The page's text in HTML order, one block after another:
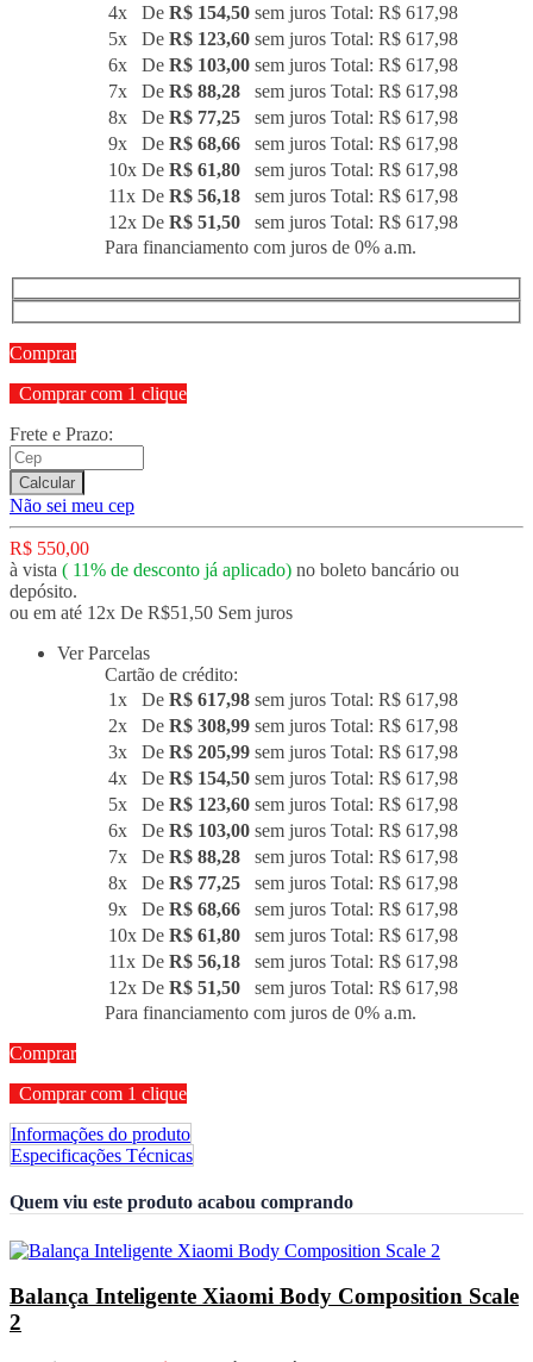
4x
De R$ 154,50 sem juros Total: R$ 617,98
5x
De R$ 123,60 sem juros Total: R$ 617,98
6x
De R$ 103,00 sem juros Total: R$ 617,98
7x
De R$ 88,28 sem juros Total: R$ 617,98
8x
De R$ 77,25 sem juros Total: R$ 617,98
9x
De R$ 68,66 sem juros Total: R$ 617,98
10x De R$ 61,80 sem juros Total: R$ 617,98
11x De R$ 56,18 sem juros Total: R$ 617,98
12x De R$ 51,50 sem juros Total: R$ 617,98
Para financiamento com juros de 0% a.m.
Comprar
Comprar com 1 clique
Frete e Prazo:
Calcular
Não sei meu cep
R$ 550,00
à vista ( 11% de desconto já aplicado) no boleto bancário ou
depósito.
ou em até 12x De R$51,50 Sem juros
Ver Parcelas
Cartão de crédito:
1x
De R$ 617,98 sem juros Total: R$ 617,98
2x
De R$ 308,99 sem juros Total: R$ 617,98
3x
De R$ 205,99 sem juros Total: R$ 617,98
4x
De R$ 154,50 sem juros Total: R$ 617,98
5x
De R$ 123,60 sem juros Total: R$ 617,98
6x
De R$ 103,00 sem juros Total: R$ 617,98
7x
De R$ 88,28 sem juros Total: R$ 617,98
8x
De R$ 77,25 sem juros Total: R$ 617,98
9x
De R$ 68,66 sem juros Total: R$ 617,98
10x De R$ 61,80 sem juros Total: R$ 617,98
11x De R$ 56,18 sem juros Total: R$ 617,98
12x De R$ 51,50 sem juros Total: R$ 617,98
Para financiamento com juros de 0% a.m.
Comprar
Comprar com 1 clique
Informações do produto
Especificações Técnicas
Quem viu este produto acabou comprando
Balança Inteligente Xiaomi Body Composition Scale
2